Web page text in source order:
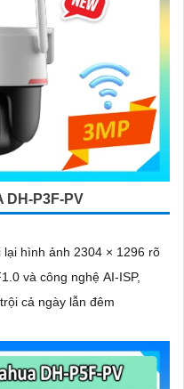
DH-P3F-PV
lại hình ảnh 2304 × 1296 rõ
cả ngày lẫn đêm